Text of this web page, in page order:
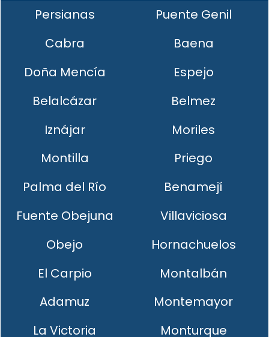
Persianas
Puente Genil
Cabra
Baena
Doña Mencía
Espejo
Belalcázar
Belmez
Iznájar
Moriles
Montilla
Priego
Palma del Río
Benamejí
Fuente Obejuna
Villaviciosa
Obejo
Hornachuelos
El Carpio
Montalbán
Adamuz
Montemayor
La Victoria
Monturque